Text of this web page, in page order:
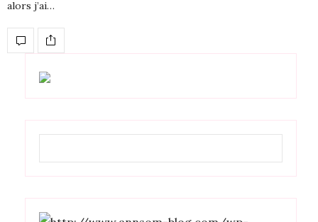
alors j’ai…